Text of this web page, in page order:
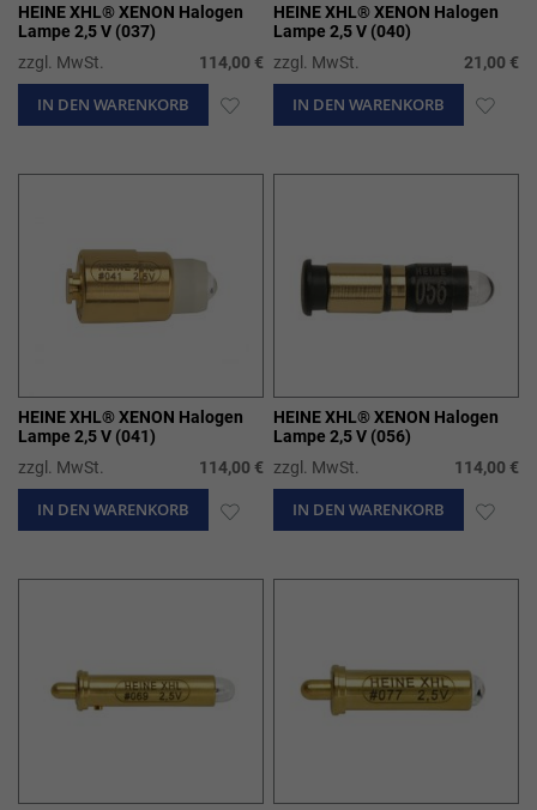
HEINE XHL® XENON Halogen
Lampe 2,5 V (037)
zzgl. MwSt.
114,00 €
IN DEN WARENKORB ZUR
HEINE XHL® XENON Halogen
Lampe 2,5 V (040)
zzgl. MwSt.
21,00 €
IN DEN WARENKORB ZUR
HEINE XHL® XENON Halogen
Lampe 2,5 V (041)
zzgl. MwSt.
114,00 €
IN DEN WARENKORB ZUR
HEINE XHL® XENON Halogen
Lampe 2,5 V (056)
zzgl. MwSt.
114,00 €
IN DEN WARENKORB ZUR